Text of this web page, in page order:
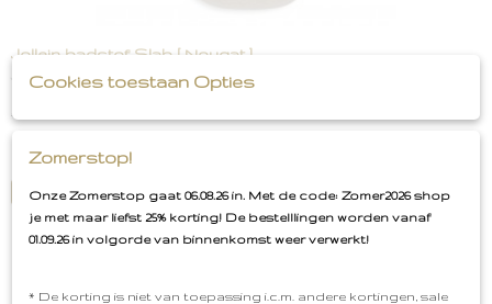
Jollein badstof Slab [ Nougat ]
Jollein badstof Slab [ Nougat ] Het is altijd fijn om een…
€ 5,99
Op voorraad
IN WINKELWAGEN
Cookies toestaan Opties
Zomerstop!
Onze Zomerstop gaat 06.08.26 in. Met de code: Zomer2026 shop
je met maar liefst 25% korting! De bestelllingen worden vanaf
01.09.26 in volgorde van binnenkomst weer verwerkt!
* De korting is niet van toepassing i.c.m. andere kortingen, sale